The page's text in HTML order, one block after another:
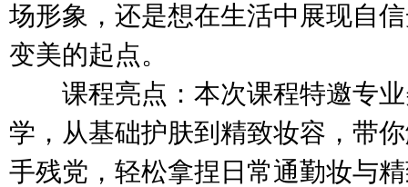
场形象，还是想在生活中展现自
变美的起点。
课程亮点：本次课程特邀专业
学，从基础护肤到精致妆容，带
手残党，轻松拿捏日常通勤妆与